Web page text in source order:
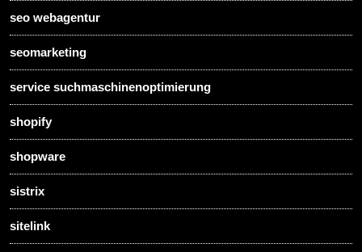
seo webagentur
seomarketing
service suchmaschinenoptimierung
shopify
shopware
sistrix
sitelink